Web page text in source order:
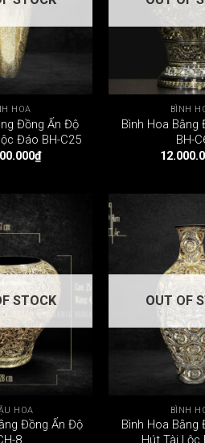
HOA
Đồng Ấn Độ
Đáo BH-C25
₫
BÌNH
Bình Hoa Bằng
BH-
STOCK
HOA
Đồng Ấn Độ
OUT OF
BÌNH
Bình Hoa Bằng